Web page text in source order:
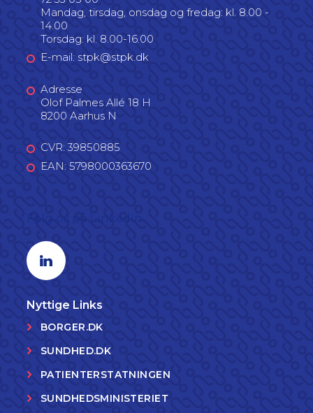
Mandag, tirsdag, onsdag og fredag: kl. 8.00 -
14.00
Torsdag: kl. 8.00-16.00
E-mail: stpk@stpk.dk
Adresse
Olof Palmes Allé 18 H
8200 Aarhus N
CVR: 39850885
EAN: 5798000363670
Linkedin profil
Nyttige Links
BORGER.DK
SUNDHED.DK
PATIENTERSTATNINGEN
SUNDHEDSMINISTERIET